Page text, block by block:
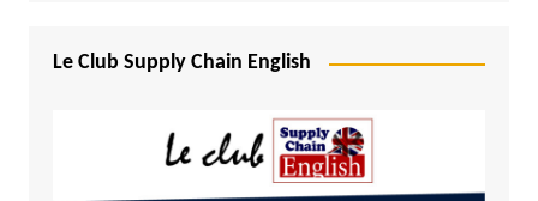
Le Club Supply Chain English